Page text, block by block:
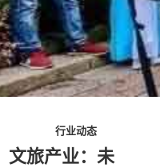
行业动态
文旅产业：未